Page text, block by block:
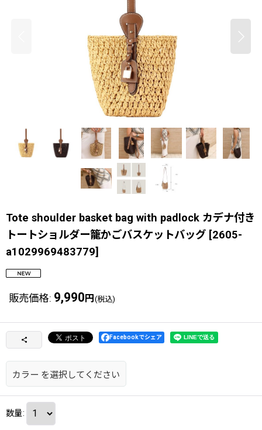
Tote shoulder basket bag with padlock カデナ付き
トートショルダー籠かごバスケットバッグ [2605-
a1029969483779]
販売価格: 9,990 円 (税込)
Facebookでシェア
カラー を選択してください
数量: